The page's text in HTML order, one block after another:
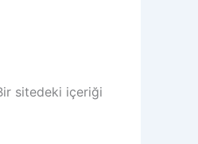
sitedeki içeriği